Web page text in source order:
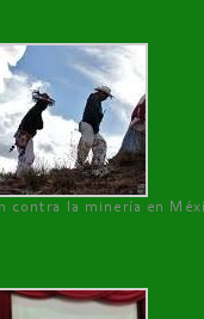
contra la minería en